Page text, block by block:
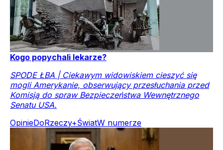
Kogo popychali lekarze?
SPODE ŁBA | Ciekawym widowiskiem cieszyć się
mogli Amerykanie, obserwujący przesłuchania przed
Komisją do spraw Bezpieczeństwa Wewnętrznego
Senatu USA.
OpinieDoRzeczy+ŚwiatW numerze